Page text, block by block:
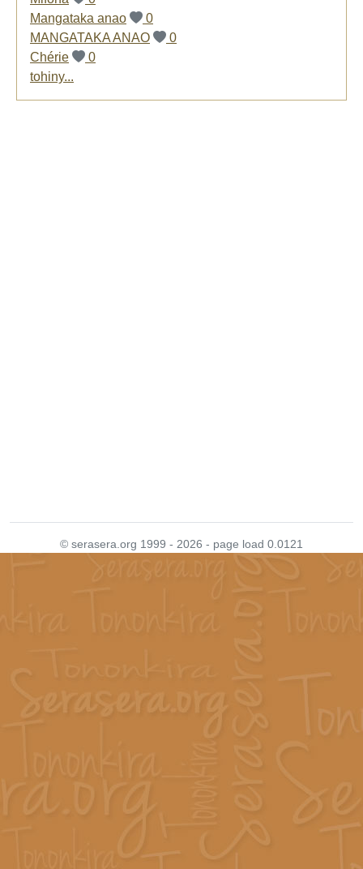
Mangataka anao
0
MANGATAKA ANAO
0
Chérie
0
tohiny...
© serasera.org 1999 - 2026 - page load 0.0121